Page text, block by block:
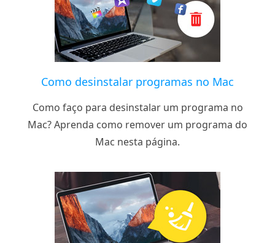
Como desinstalar programas no Mac
Como faço para desinstalar um programa no
Mac? Aprenda como remover um programa do
Mac nesta página.